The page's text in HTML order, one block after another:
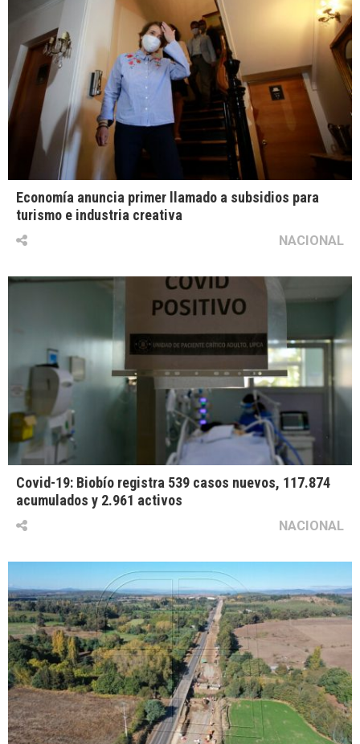
Economía anuncia primer llamado a subsidios para
turismo e industria creativa
NACIONAL
Covid-19: Biobío registra 539 casos nuevos, 117.874
acumulados y 2.961 activos
NACIONAL